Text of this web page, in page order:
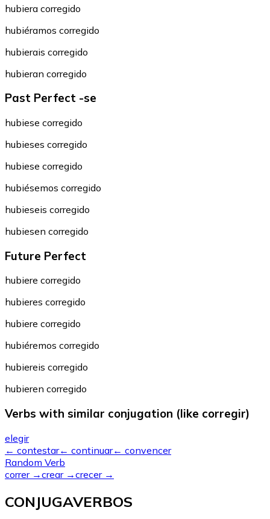
hubiera corregido
hubiéramos corregido
hubierais corregido
hubieran corregido
Past Perfect -se
hubiese corregido
hubieses corregido
hubiese corregido
hubiésemos corregido
hubieseis corregido
hubiesen corregido
Future Perfect
hubiere corregido
hubieres corregido
hubiere corregido
hubiéremos corregido
hubiereis corregido
hubieren corregido
Verbs with similar conjugation (like corregir)
elegir
← contestar← continuar← convencer
Random Verb
correr→crear→crecer→
CONJUGAVERBOS